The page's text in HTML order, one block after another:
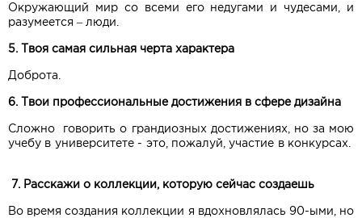
Окружающий мир со всеми его недугами и чудесами, и
разумеется – люди.
5. Твоя самая сильная черта характера
Доброта.
6. Твои профессиональные достижения в сфере дизайна
Сложно говорить о грандиозных достижениях, но за мою
учебу в университете - это, пожалуй, участие в конкурсах.
7. Расскажи о коллекции, которую сейчас создаешь
Во время создания коллекции я вдохновлялась 90-ыми, но